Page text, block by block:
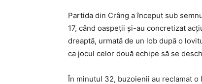
Partida din Crâng a început sub
17, când oaspeţii şi-au concretizat
dreaptă, urmată de un lob după o
ca jocul celor două echipe să se
În minutul 32, buzoienii au reclamat